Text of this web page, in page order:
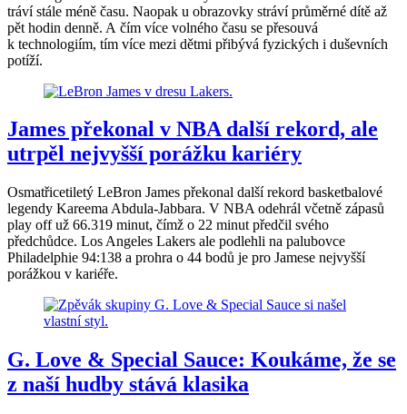
tráví stále méně času. Naopak u obrazovky stráví průměrné dítě až
pět hodin denně. A čím více volného času se přesouvá
k technologiím, tím více mezi dětmi přibývá fyzických i duševních
potíží.
James překonal v NBA další rekord, ale
utrpěl nejvyšší porážku kariéry
Osmatřicetiletý LeBron James překonal další rekord basketbalové
legendy Kareema Abdula-Jabbara. V NBA odehrál včetně zápasů
play off už 66.319 minut, čímž o 22 minut předčil svého
předchůdce. Los Angeles Lakers ale podlehli na palubovce
Philadelphie 94:138 a prohra o 44 bodů je pro Jamese nejvyšší
porážkou v kariéře.
G. Love & Special Sauce: Koukáme, že se
z naší hudby stává klasika